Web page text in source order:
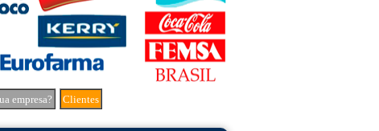
empresa? Clientes